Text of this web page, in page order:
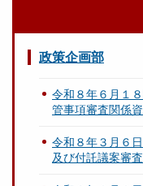
政策企画部
令和８年６月１
管事項審査関係
令和８年３月６
及び付託議案審